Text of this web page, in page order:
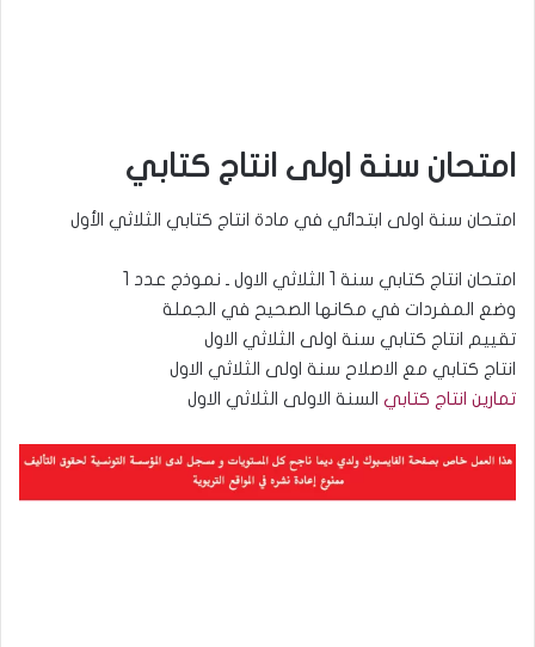
امتحان سنة اولى انتاج كتابي
امتحان سنة اولى ابتدائي في مادة انتاج كتابي الثلاثي الأول
امتحان انتاج كتابي سنة 1 الثلاثي الاول ـ نموذج عدد 1
وضع المفردات في مكانها الصحيح في الجملة
تقييم انتاج كتابي سنة اولى الثلاثي الاول
انتاج كتابي مع الاصلاح سنة اولى الثلاثي الاول
تمارين انتاج كتابي السنة الاولى الثلاثي الاول